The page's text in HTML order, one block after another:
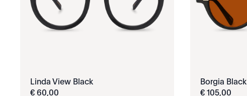
Linda View Black
€ 60,00
Borgia Black
€ 105,00